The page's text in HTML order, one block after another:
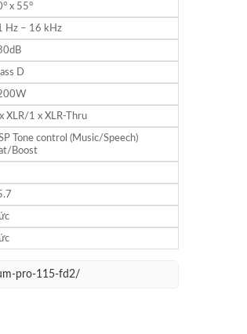
x 55°
Hz – 16 kHz
D
XLR/1 x XLR-Thru
Tone control (Music/Speech)
Boost
pro-115-fd2/